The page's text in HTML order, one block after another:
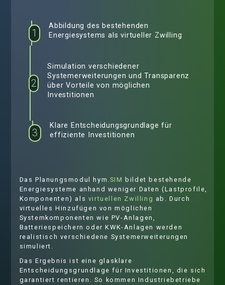
Das Planungsmodul hym.SIM bildet bestehende
Energiesysteme anhand weniger Daten (Lastprofile,
Komponenten) als virtuellen Zwilling ab. Durch
virtuelles Hinzufügen von möglichen
Systemkomponenten wie PV-Anlagen,
Batteriespeichern oder KWK-Anlagen werden
realistisch verschiedene Systemerweiterungen
simuliert.
Das Ergebnis ist eine glasklare
Entscheidungsgrundlage für Investitionen, die sich
garantiert rentieren. So kommen Industriebetriebe
1
Abbildung des bestehenden
Energiesystems als virtueller Zwilling
2
Simulation verschiedener
Systemerweiterungen und Transparenz
über Vorteile von möglichen
Investitionen
3
Klare Entscheidungsgrundlage für
effiziente Investitionen